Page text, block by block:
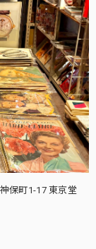
保町1-17 東京堂